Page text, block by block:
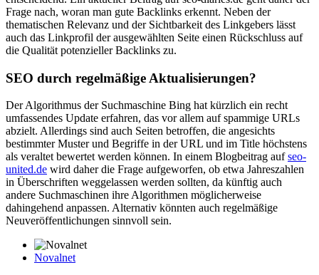
Frage nach, woran man gute Backlinks erkennt. Neben der
thematischen Relevanz und der Sichtbarkeit des Linkgebers lässt
auch das Linkprofil der ausgewählten Seite einen Rückschluss auf
die Qualität potenzieller Backlinks zu.
SEO durch regelmäßige Aktualisierungen?
Der Algorithmus der Suchmaschine Bing hat kürzlich ein recht
umfassendes Update erfahren, das vor allem auf spammige URLs
abzielt. Allerdings sind auch Seiten betroffen, die angesichts
bestimmter Muster und Begriffe in der URL und im Title höchstens
als veraltet bewertet werden können. In einem Blogbeitrag aufseo-
united.de wird daher die Frage aufgeworfen, ob etwa Jahreszahlen
in Überschriften weggelassen werden sollten, da künftig auch
andere Suchmaschinen ihre Algorithmen möglicherweise
dahingehend anpassen. Alternativ könnten auch regelmäßige
Neuveröffentlichungen sinnvoll sein.
Novalnet